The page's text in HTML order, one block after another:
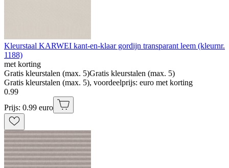
Kleurstaal KARWEI kant-en-klaar gordijn transparant leem (kleurnr.
1188)
met korting
Gratis kleurstalen (max. 5)Gratis kleurstalen (max. 5)
Gratis kleurstalen (max. 5), voordeelprijs: euro met korting
0.99
Prijs: 0.99 euro